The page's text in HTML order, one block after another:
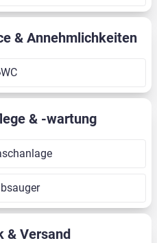
& Annehmlichkeiten
WC
& -wartung
& Versand